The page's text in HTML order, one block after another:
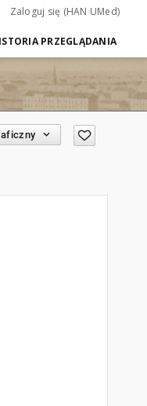
Zaloguj się (HAN UMed)
PRZEGLĄDANIA